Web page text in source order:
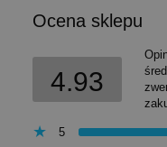
Ocena sklepu
4.93
5